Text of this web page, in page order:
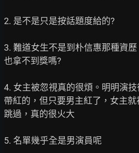
2. 是不是只是按話題度給的?
3. 難道女生不是到朴信惠那種資
也拿不到獎嗎?
4. 女主被忽視真的很煩。明明演
帶紅的，但只要男主紅了，女主就
跳過，真的很火大
5. 名單幾乎全是男演員呢